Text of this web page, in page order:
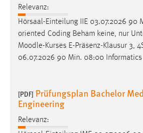
Relevanz:
Hörsaal-Einteilung IIE 03.07.2026 90
oriented Coding Beham keine, nur
Moodle-Kurses E-Präsenz-Klausur 3,
06.07.2026 90 Min. 08:00 Informatics
[PDF] Prüfungsplan Bachelor
Engineering
Relevanz: